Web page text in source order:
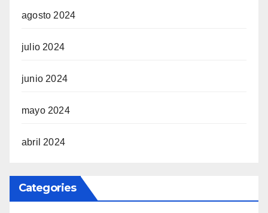
agosto 2024
julio 2024
junio 2024
mayo 2024
abril 2024
Categories